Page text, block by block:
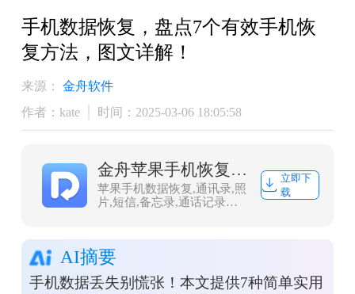
手机数据恢复，盘点7个有效手机恢
复方法，图文详解！
来源：
金舟软件
作者：kate
时间：2025-03-06 18:05:58
金舟苹果手机恢复大师
苹果手机数据恢复,通讯录,照
片,短信,备忘录,通话记录恢
立即下
载
AI摘要
手机数据丢失别慌张！本文提供7种简单实用